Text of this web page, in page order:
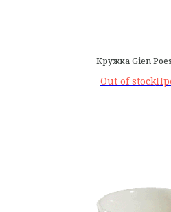
Кружка Gien
Out of stock